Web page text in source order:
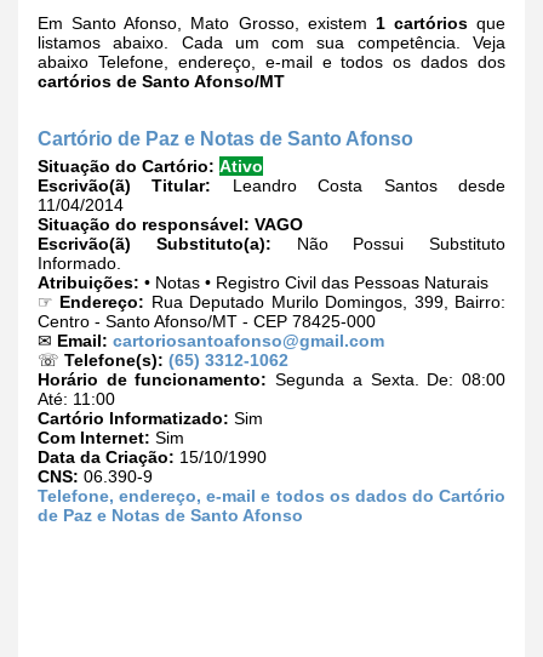
Em Santo Afonso, Mato Grosso, existem 1 cartóriosque
listamos abaixo. Cada um com sua competência. Veja
abaixo Telefone, endereço, e-mail e todos os dados dos
cartórios de Santo Afonso/MT
Cartório de Paz e Notas de Santo Afonso
Situação do Cartório: Ativo
Escrivão(ã) Titular: Leandro Costa Santos desde
11/04/2014
Situação do responsável: VAGO
Escrivão(ã) Substituto(a): Não Possui Substituto
Informado.
Atribuições: • Notas • Registro Civil das Pessoas Naturais
☞ Endereço: Rua Deputado Murilo Domingos, 399, Bairro:
Centro - Santo Afonso/MT - CEP 78425-000
✉ Email: cartoriosantoafonso@gmail.com
☏ Telefone(s): (65) 3312-1062
Horário de funcionamento: Segunda a Sexta. De: 08:00
Até: 11:00
Cartório Informatizado: Sim
Com Internet: Sim
Data da Criação: 15/10/1990
CNS: 06.390-9
Telefone, endereço, e-mail e todos os dados do Cartório
de Paz e Notas de Santo Afonso